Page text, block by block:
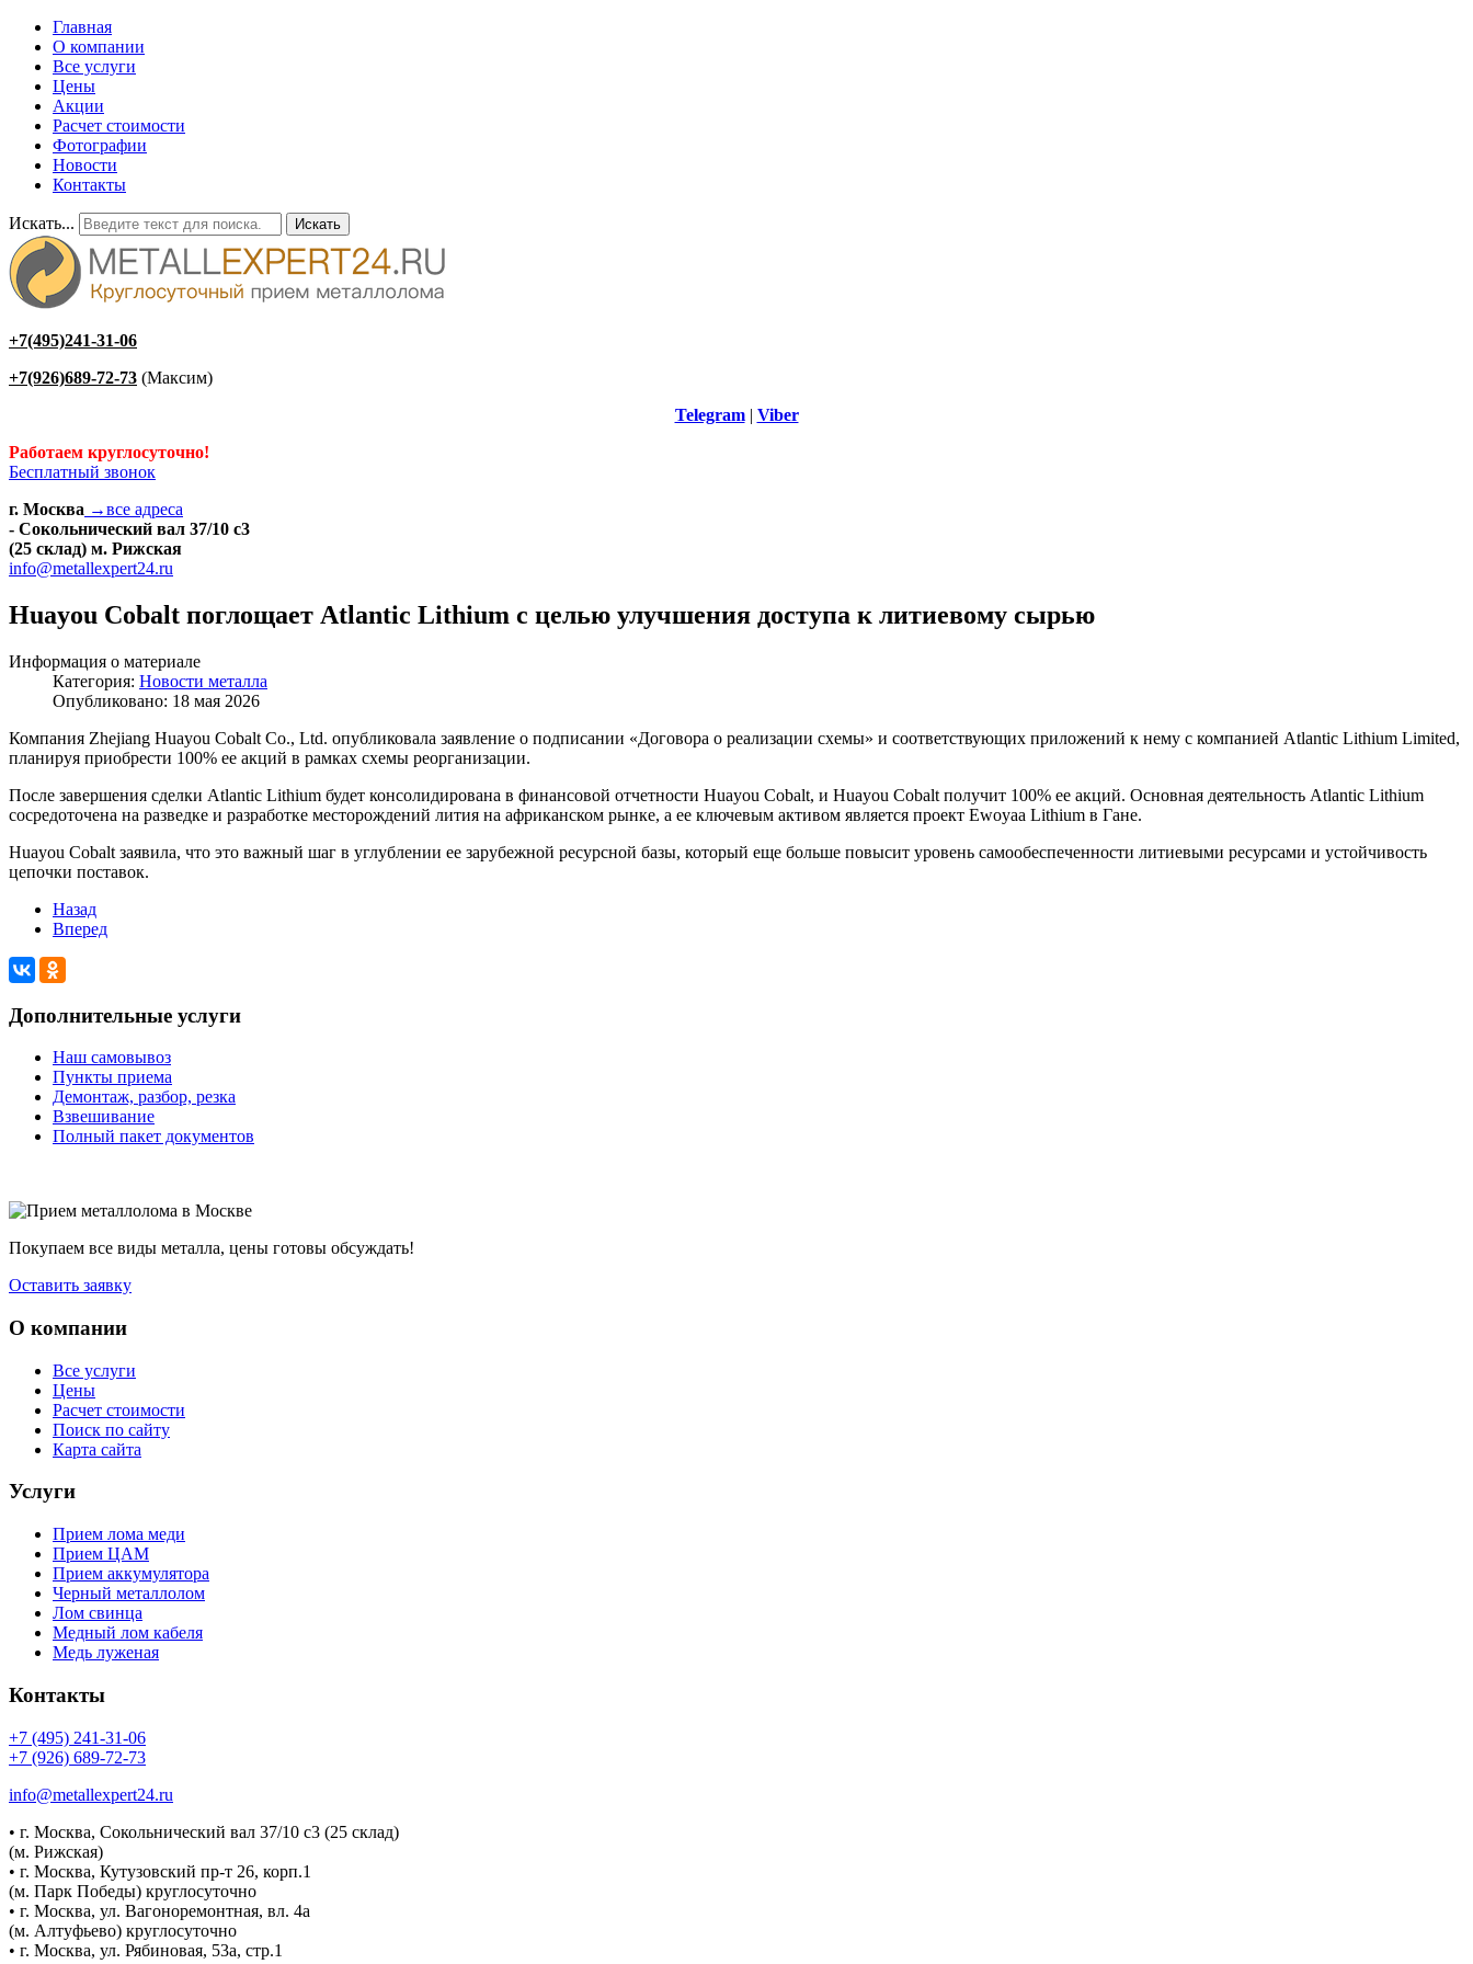
Главная
О компании
Все услуги
Цены
Акции
Расчет стоимости
Фотографии
Новости
Контакты
Искать... Искать
+7(495)241-31-06
+7(926)689-72-73 (Максим)
Telegram| Viber
Работаем круглосуточно!
Бесплатный звонок
г. Москва →все адреса
- Сокольнический вал 37/10 с3
(25 склад) м. Рижская
info@metallexpert24.ru
Huayou Cobalt поглощает Atlantic Lithium с целью улучшения доступа к литиевому сырью
Информация о материале
Категория: Новости металла
Опубликовано: 18 мая 2026
Компания Zhejiang Huayou Cobalt Co., Ltd. опубликовала заявление о подписании «Договора о реализации схемы» и соответствующих приложений к нему с компанией Atlantic Lithium Limited,
планируя приобрести 100% ее акций в рамках схемы реорганизации.
После завершения сделки Atlantic Lithium будет консолидирована в финансовой отчетности Huayou Cobalt, и Huayou Cobalt получит 100% ее акций. Основная деятельность Atlantic Lithium
сосредоточена на разведке и разработке месторождений лития на африканском рынке, а ее ключевым активом является проект Ewoyaa Lithium в Гане.
Huayou Cobalt заявила, что это важный шаг в углублении ее зарубежной ресурсной базы, который еще больше повысит уровень самообеспеченности литиевыми ресурсами и устойчивость
цепочки поставок.
Назад
Вперед
Дополнительные услуги
Наш самовывоз
Пункты приема
Демонтаж, разбор, резка
Взвешивание
Полный пакет документов
Покупаем все виды металла, цены готовы обсуждать!
Оставить заявку
О компании
Все услуги
Цены
Расчет стоимости
Поиск по сайту
Карта сайта
Услуги
Прием лома меди
Прием ЦАМ
Прием аккумулятора
Черный металлолом
Лом свинца
Медный лом кабеля
Медь луженая
Контакты
+7 (495) 241-31-06
+7 (926) 689-72-73
info@metallexpert24.ru
• г. Москва, Сокольнический вал 37/10 с3 (25 склад)
(м. Рижская)
• г. Москва, Кутузовский пр-т 26, корп.1
(м. Парк Победы) круглосуточно
• г. Москва, ул. Вагоноремонтная, вл. 4а
(м. Алтуфьево) круглосуточно
• г. Москва, ул. Рябиновая, 53а, стр.1